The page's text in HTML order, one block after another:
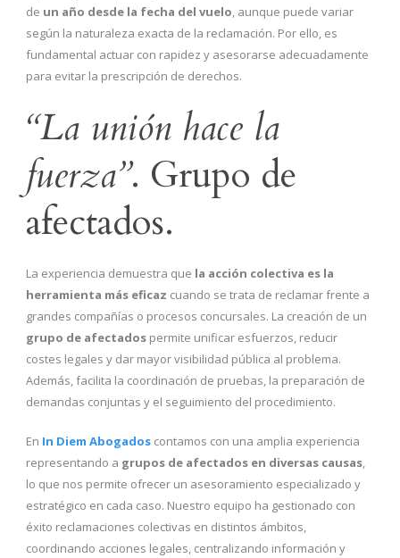
de un año desde la fecha del vuelo, aunque puede variar
según la naturaleza exacta de la reclamación. Por ello, es
fundamental actuar con rapidez y asesorarse adecuadamente
para evitar la prescripción de derechos.
“La unión hace la
fuerza”. Grupo de
afectados.
La experiencia demuestra que la acción colectiva es la
herramienta más eficaz cuando se trata de reclamar frente a
grandes compañías o procesos concursales. La creación de un
grupo de afectados permite unificar esfuerzos, reducir
costes legales y dar mayor visibilidad pública al problema.
Además, facilita la coordinación de pruebas, la preparación de
demandas conjuntas y el seguimiento del procedimiento.
En In Diem Abogados contamos con una amplia experiencia
representando a grupos de afectados en diversas causas,
lo que nos permite ofrecer un asesoramiento especializado y
estratégico en cada caso. Nuestro equipo ha gestionado con
éxito reclamaciones colectivas en distintos ámbitos,
coordinando acciones legales, centralizando información y